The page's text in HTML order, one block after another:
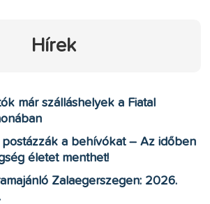
Hírek
már szálláshelyek a Fiatal
postázzák a behívókat – Az időben
életet menthet!
Zalaegerszegen: 2026.